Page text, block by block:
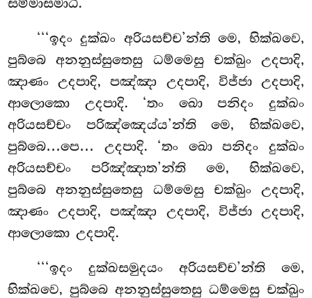
සම්මාසමාධි.
‘‘‘ඉදං දුක්ඛං අරියසච්ච’න්ති මෙ, භික්ඛවෙ,
පුබ්බෙ අනනුස්සුතෙසු ධම්මෙසු චක්ඛුං උදපාදි,
ඤාණං උදපාදි, පඤ්ඤා උදපාදි, විජ්ජා උදපාදි,
ආලොකො උදපාදි. ‘තං ඛො පනිදං දුක්ඛං
අරියසච්චං පරිඤ්ඤෙය්ය’න්ති මෙ, භික්ඛවෙ,
පුබ්බෙ…පෙ… උදපාදි. ‘තං ඛො පනිදං දුක්ඛං
අරියසච්චං පරිඤ්ඤාත’න්ති මෙ, භික්ඛවෙ,
පුබ්බෙ අනනුස්සුතෙසු ධම්මෙසු චක්ඛුං උදපාදි,
ඤාණං උදපාදි, පඤ්ඤා උදපාදි, විජ්ජා උදපාදි,
ආලොකො උදපාදි.
‘‘‘ඉදං දුක්ඛසමුදයං අරියසච්ච’න්ති මෙ,
භික්ඛවෙ, පුබ්බෙ අනනුස්සුතෙසු ධම්මෙසු චක්ඛුං